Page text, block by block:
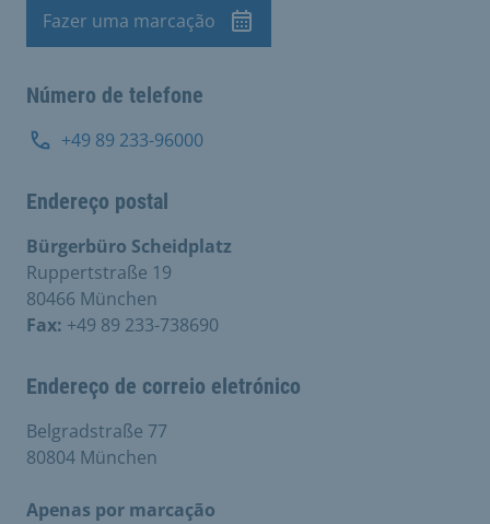
Marcação de visita
Fazer uma marcação
Número de telefone
+49 89 233-96000
Endereço postal
Bürgerbüro Scheidplatz
Ruppertstraße 19
80466 München
Fax: +49 89 233-738690
Endereço de correio eletrónico
Belgradstraße 77
80804 München
Apenas por marcação